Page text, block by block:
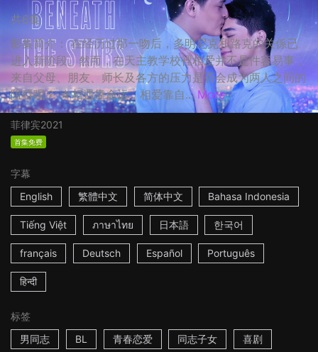
共6集
影集简介： 在经历过那一吻后，多明尼克和路克的关係已
进入新阶段。然而，在天主教学校裡相爱并不是件容易事，
来自父母、朋友、师长及各方的压力是否会成为两人之间的
阻碍呢？ ☆相遇靠命运，相爱靠自... More
菲律宾2021
首集免费
字幕
English
繁體中文 简体中文 Bahasa Indonesia
Tiếng Việt ภาษาไทย 日本語 한국어
français Deutsch Español Português
हिन्दी
标签
男同志
BL 青春恋爱 同志子女 喜剧